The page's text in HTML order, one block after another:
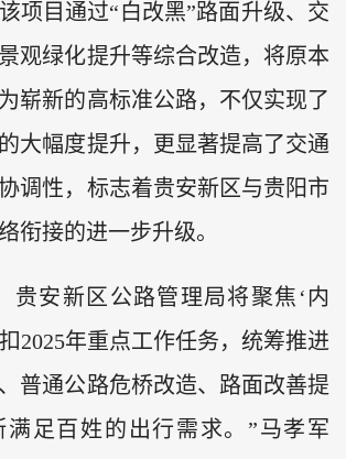
项目通过“白改黑”路面升级、交
观绿化提升等综合改造，将原本
崭新的高标准公路，不仅实现了
大幅度提升，更显著提高了交通
调性，标志着贵安新区与贵阳市
衔接的进一步升级。
贵安新区公路管理局将聚焦‘内
2025年重点工作任务，统筹推进
普通公路危桥改造、路面改善提
满足百姓的出行需求。”马孝军